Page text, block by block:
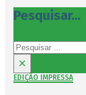
Pesquisar...
Pesquisar
×
EDIÇÃO IMPRESSA